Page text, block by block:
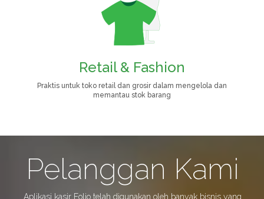
Cafe & Coffee Shop
Praktis untuk usaha kuliner seperti rumah makan, minuman
maupun franchise
Pelanggan Kami
Aplikasi kasir Folio telah digunakan oleh banyak bisnis yang